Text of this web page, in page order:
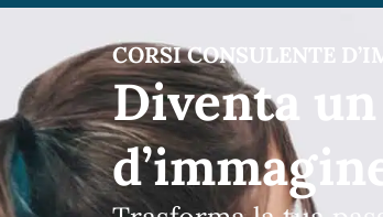
CORSI CONSULENTE
Analisi del
Metodo